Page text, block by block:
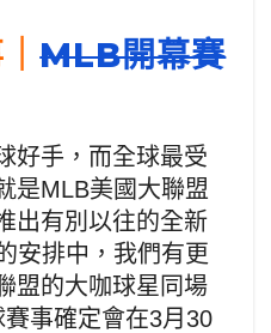
MLB開幕賽
好手，而全球最受
是MLB美國大聯盟
出有別以往的全新
安排中，我們有更
盟的大咖球星同場
事確定會在3月30